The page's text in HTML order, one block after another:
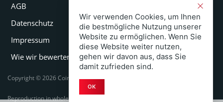
AGB
Datenschutz
Impressum
Wie wir bewerten
Copyright © 2026 Coinspeaker LTD. All rights reserved.
Reproduction in whole or in part in any form or medium without express
Wir verwenden Cookies, um Ihnen
die bestmögliche Nutzung unserer
Website zu ermöglichen. Wenn Sie
diese Website weiter nutzen,
gehen wir davon aus, dass Sie
damit zufrieden sind.
OK